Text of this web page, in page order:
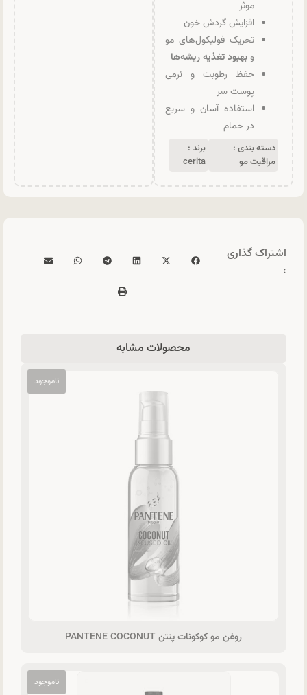
موثر
افزایش گردش خون
تحریک فولیکول‌های مو
وبهبود تغذیه ریشه‌ها
حفظ رطوبت و نرمی
پوست سر
استفاده آسان و سریع
در حمام
دسته بندی :
مراقبت مو
برند :
cerita
اشتراک گذاری
:
محصولات مشابه
روغن مو کوکونات پنتن PANTENE COCONUT